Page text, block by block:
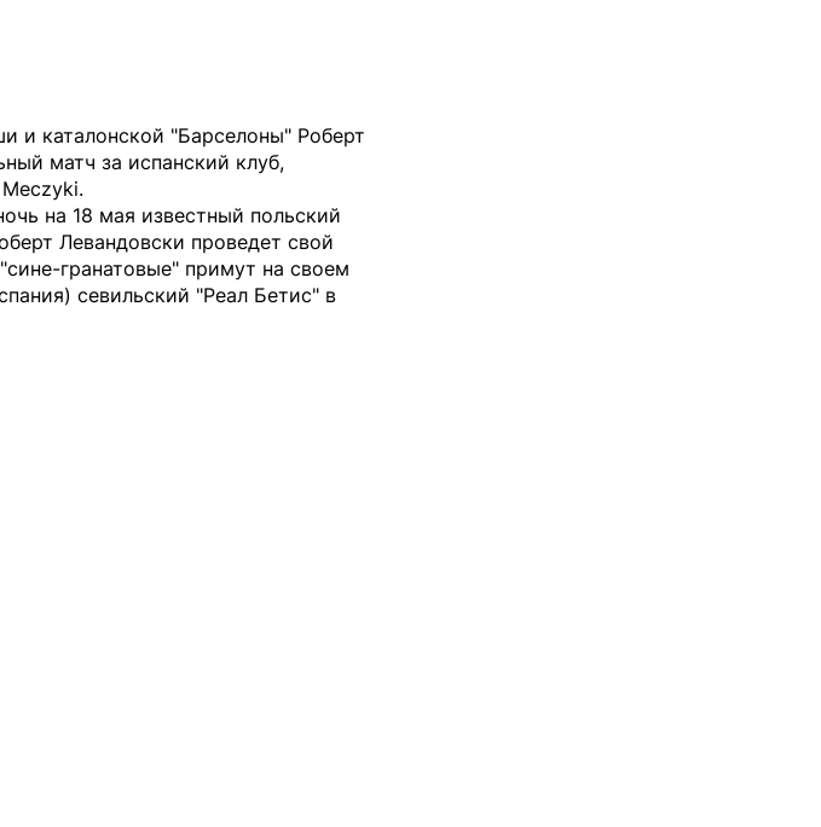
и каталонской "Барселоны" Роберт
матч за испанский клуб,
Meczyki.
на 18 мая известный польский
Левандовски проведет свой
гранатовые" примут на своем
севильский "Реал Бетис" в